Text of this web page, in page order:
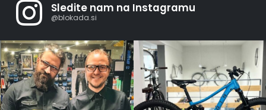
Sledite nam na Instagramu
@blokada.si